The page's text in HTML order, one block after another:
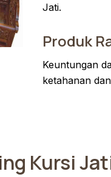
Jati.
Produk
Keuntungan
ketahanan
Kursi